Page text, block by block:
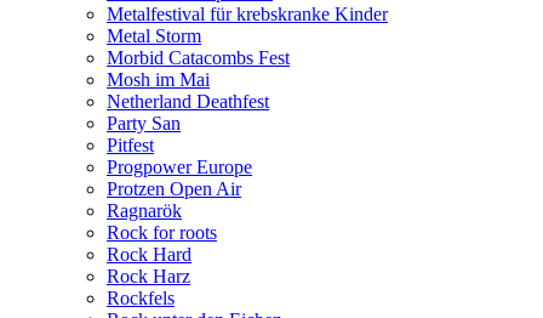
Metalfestival für krebskranke Kinder
Metal Storm
Morbid Catacombs Fest
Mosh im Mai
Netherland Deathfest
Party San
Pitfest
Progpower Europe
Protzen Open Air
Ragnarök
Rock for roots
Rock Hard
Rock Harz
Rockfels